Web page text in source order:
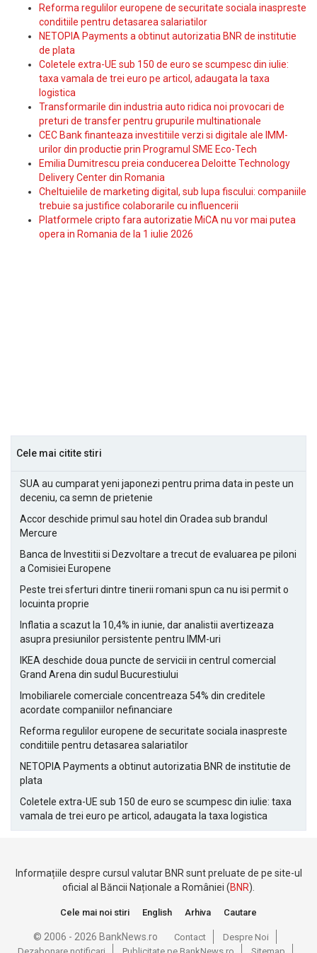
Reforma regulilor europene de securitate sociala inaspreste
conditiile pentru detasarea salariatilor
NETOPIA Payments a obtinut autorizatia BNR de institutie
de plata
Coletele extra-UE sub 150 de euro se scumpesc din iulie:
taxa vamala de trei euro pe articol, adaugata la taxa
logistica
Transformarile din industria auto ridica noi provocari de
preturi de transfer pentru grupurile multinationale
CEC Bank finanteaza investitiile verzi si digitale ale IMM-
urilor din productie prin Programul SME Eco-Tech
Emilia Dumitrescu preia conducerea Deloitte Technology
Delivery Center din Romania
Cheltuielile de marketing digital, sub lupa fiscului: companiile
trebuie sa justifice colaborarile cu influencerii
Platformele cripto fara autorizatie MiCA nu vor mai putea
opera in Romania de la 1 iulie 2026
Cele mai citite stiri
SUA au cumparat yeni japonezi pentru prima data in peste un
deceniu, ca semn de prietenie
Accor deschide primul sau hotel din Oradea sub brandul
Mercure
Banca de Investitii si Dezvoltare a trecut de evaluarea pe piloni
a Comisiei Europene
Peste trei sferturi dintre tinerii romani spun ca nu isi permit o
locuinta proprie
Inflatia a scazut la 10,4% in iunie, dar analistii avertizeaza
asupra presiunilor persistente pentru IMM-uri
IKEA deschide doua puncte de servicii in centrul comercial
Grand Arena din sudul Bucurestiului
Imobiliarele comerciale concentreaza 54% din creditele
acordate companiilor nefinanciare
Reforma regulilor europene de securitate sociala inaspreste
conditiile pentru detasarea salariatilor
NETOPIA Payments a obtinut autorizatia BNR de institutie de
plata
Coletele extra-UE sub 150 de euro se scumpesc din iulie: taxa
vamala de trei euro pe articol, adaugata la taxa logistica
Informațiile despre cursul valutar BNR sunt preluate de pe site-ul
oficial al Băncii Naționale a României (BNR).
Cele mai noi stiri English Arhiva Cautare
© 2006 - 2026 BankNews.ro Contact
Despre Noi